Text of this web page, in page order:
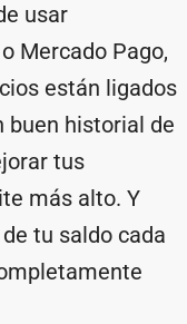
usar
Mercado Pago,
están ligados
buen historial de
tus
más alto. Y
tu saldo cada